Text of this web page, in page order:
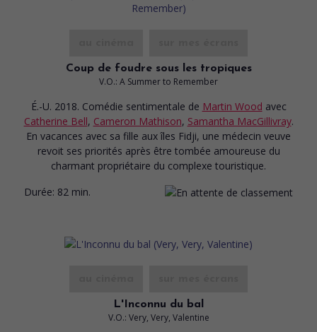
Coup de foudre sous les tropiques
V.O.: A Summer to Remember
É.-U. 2018. Comédie sentimentale de Martin Wood avec
Catherine Bell, Cameron Mathison, Samantha MacGillivray.
En vacances avec sa fille aux îles Fidji, une médecin veuve
revoit ses priorités après être tombée amoureuse du
charmant propriétaire du complexe touristique.
Durée: 82 min.
L'Inconnu du bal
V.O.: Very, Very, Valentine